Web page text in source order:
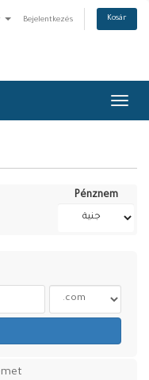
Bejelentkezés Kosár
Pénznem